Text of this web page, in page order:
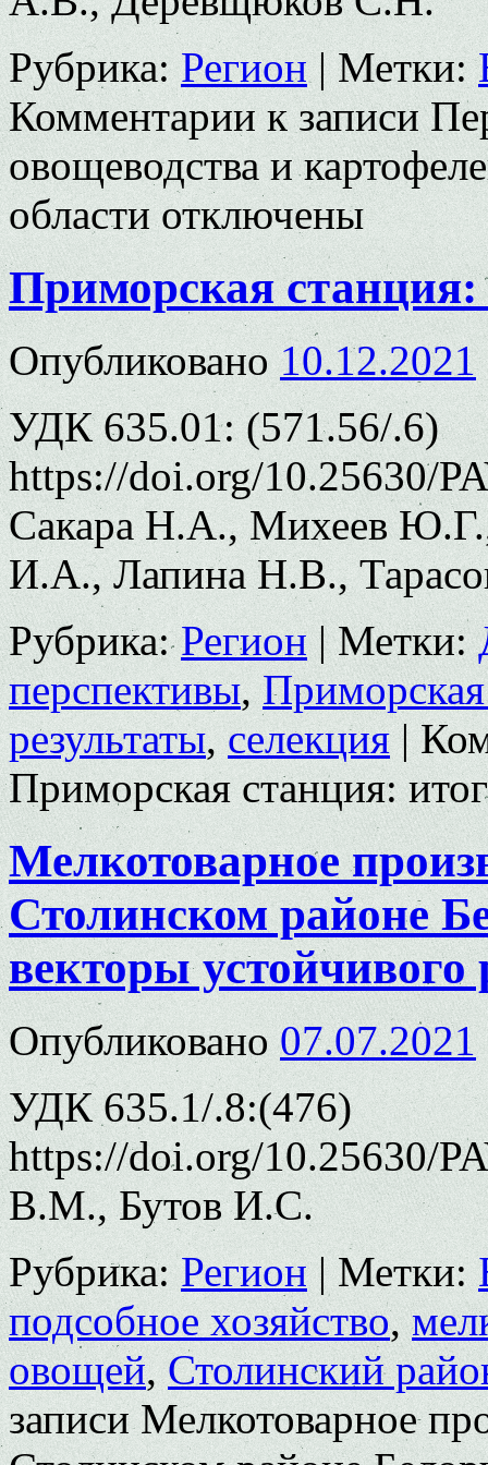
Рубрика: Регион | Метки:
Комментариик записи
овощеводства и
областиотключены
Приморская
Опубликовано 10.12.2021
УДК 635.01: (571.56/.6)
https://doi.org/10.25630/
Сакара Н.А., Михеев
И.А., Лапина Н.В.,
Рубрика: Регион | Метки:
перспективы,
результаты,селекция |
Приморская станция:
Мелкотоварное
Столинском районе
векторы устойчивого
Опубликовано 07.07.2021
УДК 635.1/.8:(476)
https://doi.org/10.25630/
В.М., Бутов И.С.
Рубрика: Регион | Метки:
подсобное хозяйство,
овощей,Столинский
записи Мелкотоварное